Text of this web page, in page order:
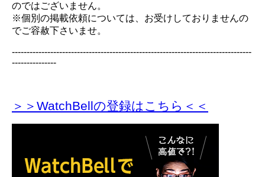
のではございません。
※個別の掲載依頼については、お受けしておりませんの
でご容赦下さいませ。
---------------------------------------------------------------------------------
---------------
＞＞WatchBellの登録はこちら＜＜